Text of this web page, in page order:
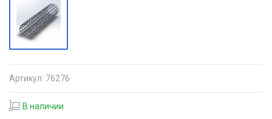
Артикул: 76276
В наличии